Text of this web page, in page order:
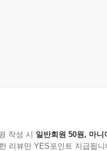
작성 시 일반회원 50원, 마니
리뷰만 YES포인트 지급됩니